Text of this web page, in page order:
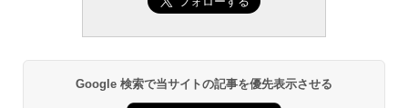
Google 検索で当サイトの記事を優先表示させる